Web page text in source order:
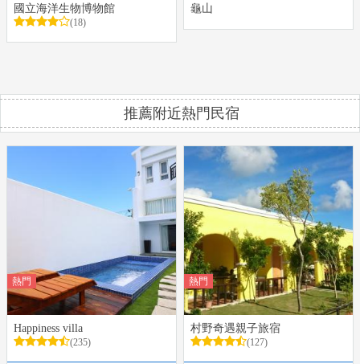
國立海洋生物博物館
(18)
龜山
推薦附近熱門民宿
熱門
Happiness villa
(235)
熱門
村野奇遇親子旅宿
(127)